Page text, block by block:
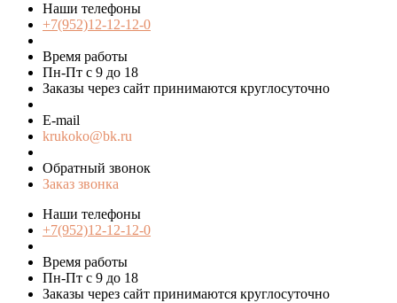
Наши телефоны
+7(952)12-12-12-0
Время работы
Пн-Пт с 9 до 18
Заказы через сайт принимаются круглосуточно
E-mail
krukoko@bk.ru
Обратный звонок
Заказ звонка
Наши телефоны
+7(952)12-12-12-0
Время работы
Пн-Пт с 9 до 18
Заказы через сайт принимаются круглосуточно